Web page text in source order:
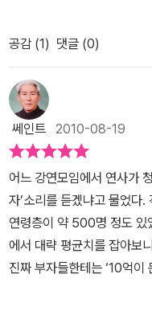
부를 시작해 미국 주류 사
는가 하면, 국제 특허법에
할 수 없어 직접 그 전선에
다. 자녀들을 미국 대학으로
대학 진학을 꿈꾸는 분들은
10만 명이라는 어마어마한
거쳐 갔기 때문이다. 그리
바이오 사업에 관심 있는
장 전략, 브랜드 전략 등을 유심히
새로운 인식을 심어줄 책,
봉사, 기부, 사회 환원을 실
희한한 일이 벌어졌다. 미국
세 폐지법안’을 상원에 제
으로 저자의 바램을 새기
보다 더 멀리 볼 수 있다'(알
여러분 중에 그를 뛰어넘는
의 작은 바램이다.
을 것이다. 하지만 그 목표
오와 다짐으로 임하고 있으
는 상태로 건너가 정말 아무
마침내 남부럽지 않는 성공
도 좋을 만큼, 인종차별의
인으로 살아가는 그들의 인
어디든 맨손으로 시작해 부
그러나 그들은 미국에서 단
레스 오블리주라는 사회적
륭한 역할들을 하고 있으며,
그곳에서 많은 자국인들에
위상이 높아진 지금과는
도 어려운 일이다. 하지만
에 마중을 나온 사람이 어디
생활과 나머지 인생을 결정
리는 결국 남들이 안하는 비
택이 넓어질수 밖에 없다.
원관계 원만하지 못하면 직
하라 이말은 모든일에 해당
공하수는 없다. 가장 중요한
요하다. 그가 이말을 실천할
밑거름이 되었을 것이다.
하셨고 그 덕으로문맹 없는
았다. 어머니는 피난민들에
한다. 이덕선회장은 어릴
공감 (1) 댓글 (0)
쎄인트 2010-08-19
어느 강연모임에서 연사가
자’소리를 듣겠냐고 물었
연령층이 약 500명 정도 있
에서 대략 평균치를 잡아보
진짜 부자들한테는 ‘10억이